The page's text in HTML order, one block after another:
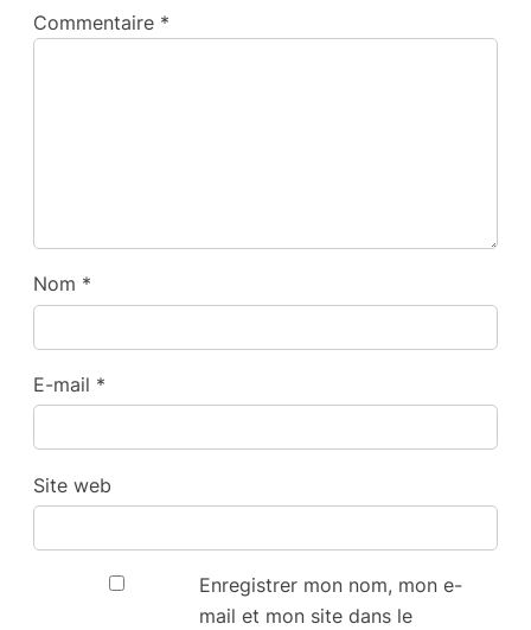
Commentaire *
Nom *
E-mail *
Site web
Enregistrer mon nom, mon e-
mail et mon site dans le